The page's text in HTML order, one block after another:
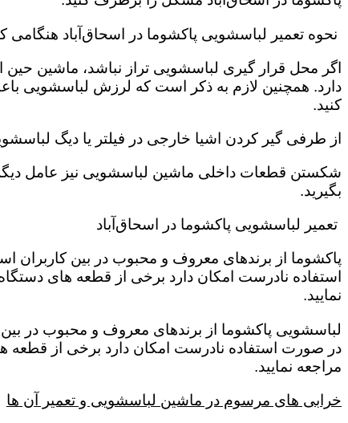
نحوه تعمیر لباسشویی پاکشوما در اسحاق‌آباد
اگر محل قرار گیری لباسشویی تراز نباشد، ماشین
دارد. همچنین لازم به ذکر است که لرزش لباسشویی
کنید.
از طرفی گیر کردن اشیا خارجی در فیلتر یا دیگ
شکستن قطعات داخلی ماشین لباسشویی نیز عامل
بگیرید.
تعمیر لباسشویی پاکشوما در اسحاق‌آباد
پاکشوما از برندهای معروف و محبوب در بین کاربران
استفاده نادرست امکان دارد برخی از قطعه های
نمایید.
لباسشویی پاکشوما از برندهای معروف و محبوب در
در صورت استفاده نادرست امکان دارد برخی از قطعه
مراجعه نمایید.
خرابی های مرسوم در ماشین لباسشویی و تعمیر آن ها